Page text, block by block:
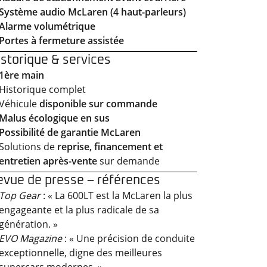
audio McLaren (4 haut-parleurs)
volumétrique
à fermeture assistée
& services
main
complet
disponible sur commande
écologique en sus
de garantie McLaren
de reprise, financement et
après-ventesur demande
de presse – références
Gear: « La 600LT est la McLaren la plus
et la plus radicale de sa
»
Magazine: « Une précision de conduite
digne des meilleures